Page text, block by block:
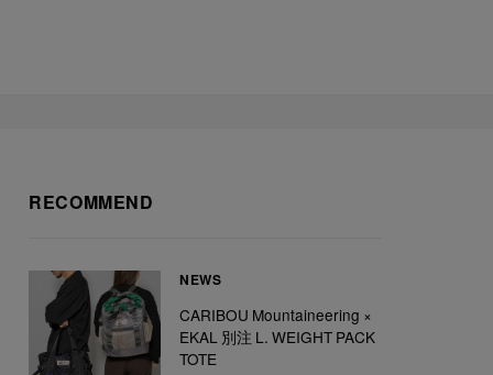
RECOMMEND
NEWS
CARIBOU Mountaineering ×
EKAL 別注 L. WEIGHT PACK
TOTE